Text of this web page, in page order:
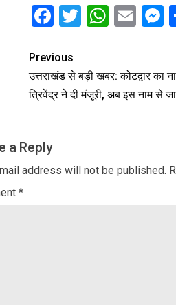
Facebook
Twitter
Previous
उत्तराखंड से बड़ी खबर: कोटद्वार का
त्रिवेंद्र ने दी मंजूरी, अब इस नाम से
a Reply
address will not be published.
*